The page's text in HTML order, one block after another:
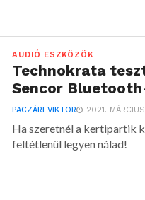
AUDIÓ ESZKÖZÖK
Technokrata
Sencor
PACZÁRI VIKTOR 2021.
Ha szeretnél a kertipartik
feltétlenül legyen nálad!